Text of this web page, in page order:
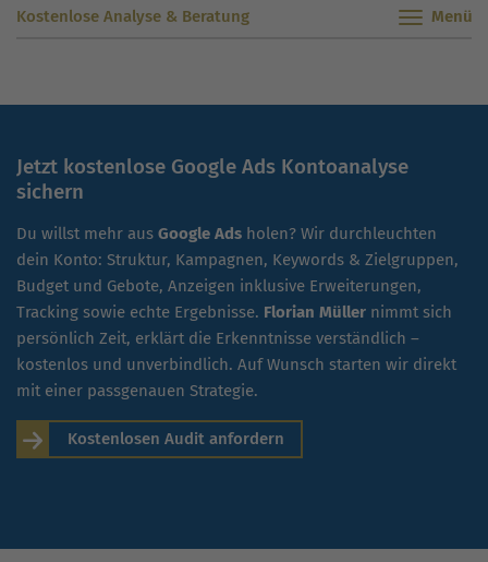
Kostenlose Analyse & Beratung
Jetzt kostenlose Google Ads Kontoanalyse
sichern
Du willst mehr aus Google Ads holen? Wir durchleuchten
dein Konto: Struktur, Kampagnen, Keywords & Zielgruppen,
Budget und Gebote, Anzeigen inklusive Erweiterungen,
Tracking sowie echte Ergebnisse. Florian Müller nimmt sich
persönlich Zeit, erklärt die Erkenntnisse verständlich –
kostenlos und unverbindlich. Auf Wunsch starten wir direkt
mit einer passgenauen Strategie.
Kostenlosen Audit anfordern